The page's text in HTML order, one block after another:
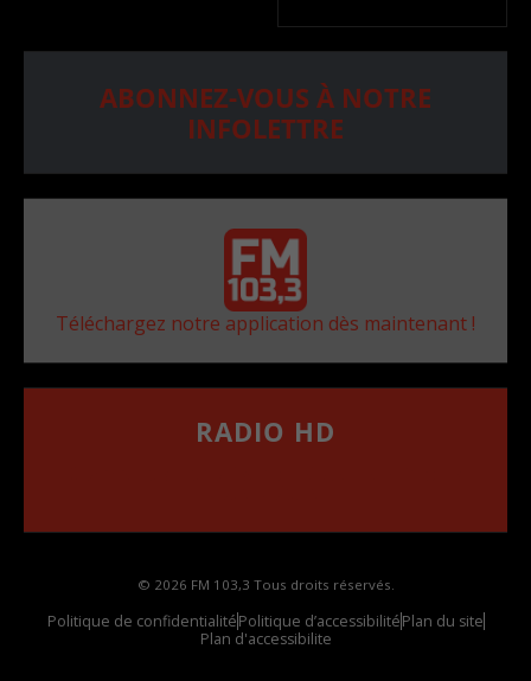
ABONNEZ-VOUS À NOTRE
INFOLETTRE
Téléchargez notre application dès maintenant !
RADIO HD
© 2026 FM 103,3 Tous droits réservés.
Politique de confidentialitéPolitique d’accessibilitéPlan du site
Plan d'accessibilite